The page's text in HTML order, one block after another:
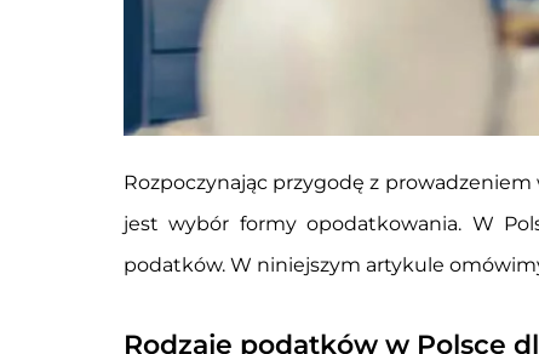
Rozpoczynając przygodę z
jest wybór formy opodatkowania. W
podatków. W niniejszym artykule
Rodzaje podatków w Polsce